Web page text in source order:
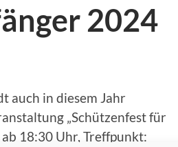
2024
auch in diesem Jahr
„Schützenfest für
18:30 Uhr, Treffpunkt: